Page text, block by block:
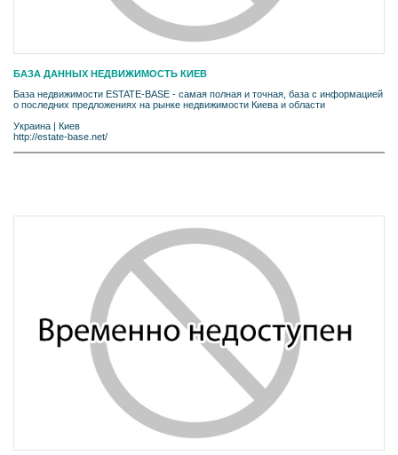
БАЗА ДАННЫХ НЕДВИЖИМОСТЬ КИЕВ
База недвижимости ESTATE-BASE - самая полная и точная, база с информацией
о последних предложениях на рынке недвижимости Киева и области
Украина | Киев
http://estate-base.net/